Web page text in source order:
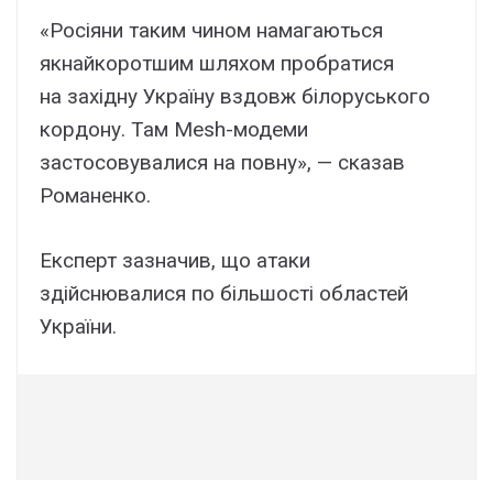
«Росіяни таким чином намагаються
якнайкоротшим шляхом пробратися
на західну Україну вздовж білоруського
кордону. Там Mesh-модеми
застосовувалися на повну», — сказав
Романенко.
Експерт зазначив, що атаки
здійснювалися по більшості областей
України.